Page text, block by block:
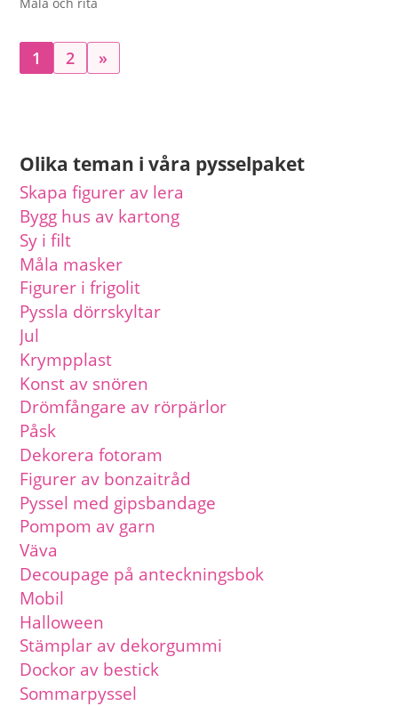
1 2 »
Olika teman i våra pysselpaket
Skapa figurer av lera
Bygg hus av kartong
Sy i filt
Måla masker
Figurer i frigolit
Pyssla dörrskyltar
Jul
Krympplast
Konst av snören
Drömfångare av rörpärlor
Påsk
Dekorera fotoram
Figurer av bonzaitråd
Pyssel med gipsbandage
Pompom av garn
Väva
Decoupage på anteckningsbok
Mobil
Halloween
Stämplar av dekorgummi
Dockor av bestick
Sommarpyssel